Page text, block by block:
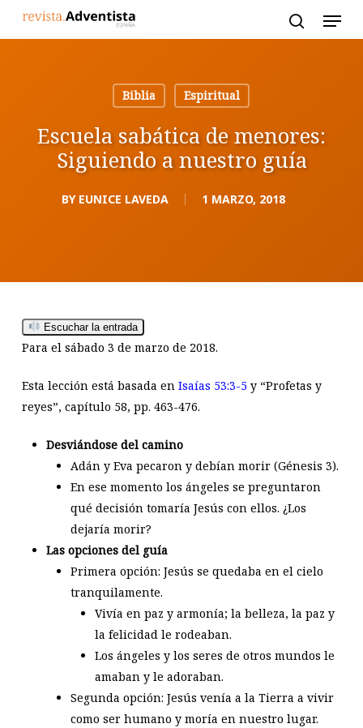
Biblia
Espiritual
Escuela sabática de menores:
Siguiendo a nuestro guía
BY EUNICE LAVEDA 1 MARZO, 2018
Escuchar la entrada
Para el sábado 3 de marzo de 2018.
Esta lección está basada en Isaías 53:3-5 y “Profetas y
reyes”, capítulo 58, pp. 463-476.
Desviándose del camino
Adán y Eva pecaron y debían morir (Génesis 3).
En ese momento los ángeles se preguntaron
qué decisión tomaría Jesús con ellos. ¿Los
dejaría morir?
Las opciones del guía
Primera opción: Jesús se quedaba en el cielo
tranquilamente.
Vivía en paz y armonía; la belleza, la paz y
la felicidad le rodeaban.
Los ángeles y los seres de otros mundos le
amaban y le adoraban.
Segunda opción: Jesús venía a la Tierra a vivir
como ser humano y moría en nuestro lugar.